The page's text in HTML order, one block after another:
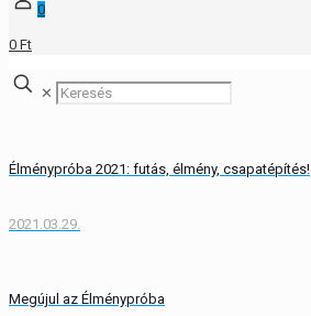
0
0 Ft
✕
Élménypróba 2021: futás, élmény, csapatépítés!
2021.03.29.
Megújul az Élménypróba